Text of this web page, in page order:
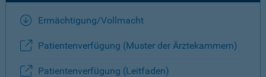
Ermächtigung/Vollmacht
Patientenverfügung (Muster der Ärztekammern)
Patientenverfügung (Leitfaden)